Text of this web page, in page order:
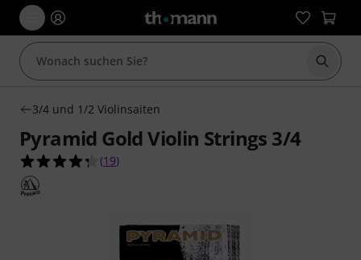
Suche
3/4 und 1/2 Violinsaiten
Pyramid Gold Violin Strings 3/4
4.3 von 5 Sternen aus 19 Kundenbewertungen
(19)